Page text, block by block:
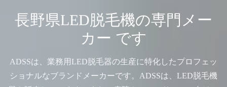
長野県LED脱毛機の専門メー
カー です
ADSSは、業務用LED脱毛器の生産に特化したプロフェッ
ショナルなブランドメーカーです。ADSSは、LED脱毛機